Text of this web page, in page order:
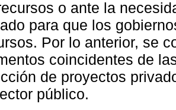
o ante la
para que los
Por lo anterior, se
coincidentes de
de proyectos
público.